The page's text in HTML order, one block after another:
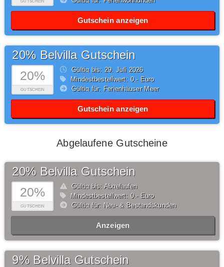
GUTSCHEIN
Gutschein anzeigen
20%
GUTSCHEIN
20% Belvilla Gutschein
Gültig bis: 29.Juli2026
Mindestbestellwert: 0,- Euro
Gültig für: Ferienhäuser Meer
Gutschein anzeigen
Abgelaufene Gutscheine
20%
GUTSCHEIN
20% Belvilla Gutschein
Gültig bis: Abgelaufen
Mindestbestellwert: 0,- Euro
Gültig für: Neu- & Bestandskunden
Anzeigen
9% Belvilla Gutschein